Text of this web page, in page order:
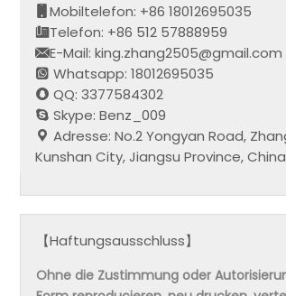
Mobiltelefon: +86 18012695035
Telefon: +86 512 57888959
E-Mail: king.zhang2505@gmail.com
Whatsapp: 18012695035
QQ: 3377584302
Skype: Benz_009
Adresse: No.2 Yongyan Road,
Kunshan City, Jiangsu Province, China
【Haftungsausschluss】
Ohne die Zustimmung oder